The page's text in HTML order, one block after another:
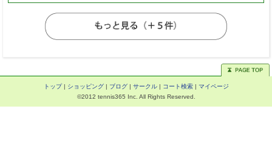
トップ| ショッピング| ブログ| サークル| コート検索| マイページ
©2012 tennis365 Inc. All Rights Reserved.